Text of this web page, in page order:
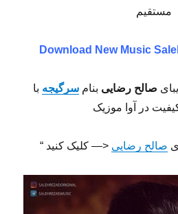
مستقیم
Download New Music
صالح رضایی بنام سرگیجه با
کیفیت در آوا موزیک
صالح رضایی <— کلیک کنید “